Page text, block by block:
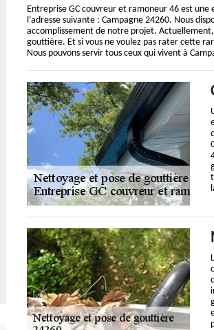
Entreprise GC couvreur et ramoneur 46 est
l’adresse suivante : Campagne 24260. Nous
accomplissement de notre projet.
gouttière. Et si vous ne voulez pas rater cette
Nous pouvons servir tous ceux qui vivent à